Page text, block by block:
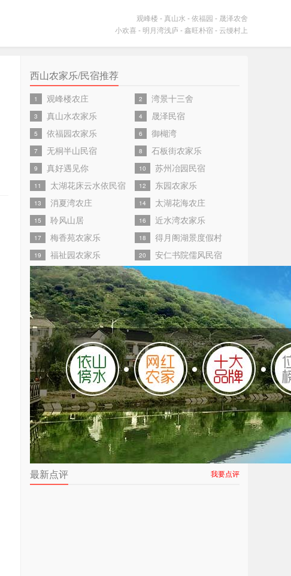
观峰楼 - 真山水 -依福园 - 晟泽农舍
小欢喜- 明月湾浅庐 -鑫旺朴宿- 云缦村上
西山农家乐/民宿推荐
1 观峰楼农庄 2 湾景十三舍
3 真山水农家乐 4 晟泽民宿
5 依福园农家乐 6 御楜湾
7 无桐半山民宿 8 石板街农家乐
9 真好遇见你 10 苏州冶园民宿
11 太湖花床云水依民宿 12 东园农家乐
13 消夏湾农庄 14 太湖花海农庄
15 聆风山居 16 近水湾农家乐
17 梅香苑农家乐 18 得月阁湖景度假村
19 福祉园农家乐 20 安仁书院儒风民宿
最新点评 我要点评